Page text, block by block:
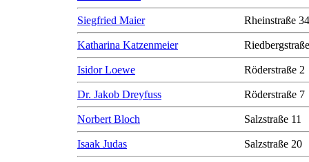
Siegfried Maier Rheinstraße 34
Katharina Katzenmeier
Isidor Loewe Röderstraße 2
Dr. Jakob Dreyfuss Röderstraße 7
Norbert Bloch Salzstraße 11
Isaak Judas Salzstraße 20